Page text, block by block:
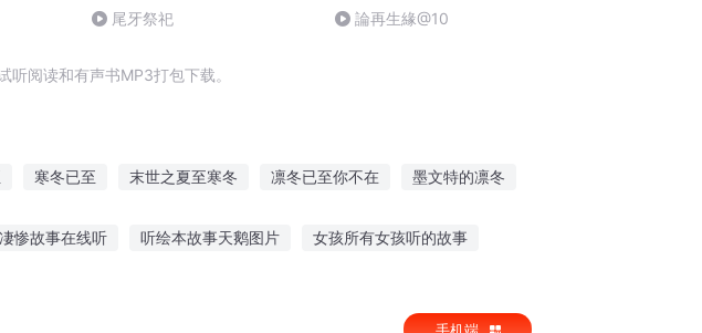
尾牙祭祀 論再生緣@10
阅读和有声书MP3打包下载。
寒冬已至 末世之夏至寒冬 凛冬已至你不在 墨文特的凛冬
惨故事在线听 听绘本故事天鹅图片 女孩所有女孩听的故事